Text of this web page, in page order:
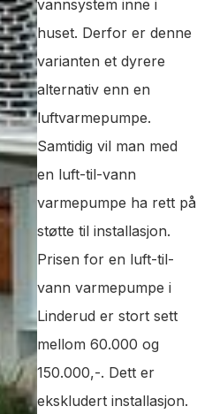
vannsystem inne i
huset. Derfor er denne
varianten et dyrere
alternativ enn en
luftvarmepumpe.
Samtidig vil man med
en luft-til-vann
varmepumpe ha rett på
støtte til installasjon.
Prisen for en luft-til-
vann varmepumpe i
Linderud er stort sett
mellom 60.000 og
150.000,-. Dett er
ekskludert installasjon.